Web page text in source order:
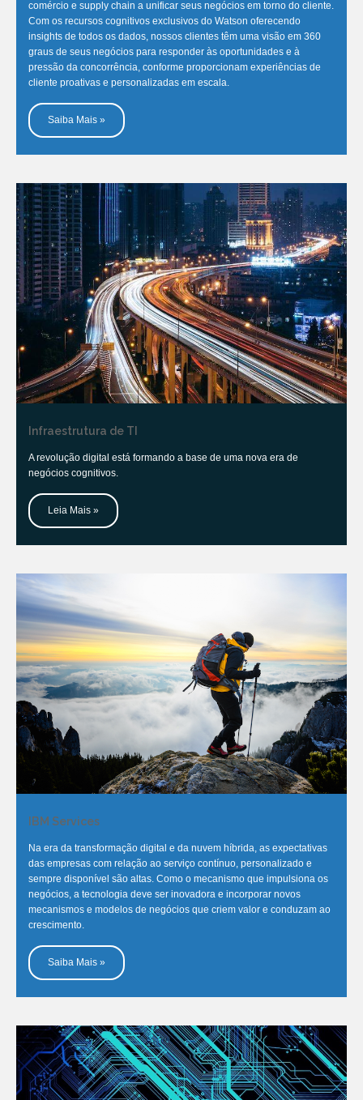
comércio e supply chain a unificar seus negócios em torno do cliente.
Com os recursos cognitivos exclusivos do Watson oferecendo
insights de todos os dados, nossos clientes têm uma visão em 360
graus de seus negócios para responder às oportunidades e à
pressão da concorrência, conforme proporcionam experiências de
cliente proativas e personalizadas em escala.
Saiba Mais »
Infraestrutura de TI
A revolução digital está formando a base de uma nova era de
negócios cognitivos.
Leia Mais »
IBM Services
Na era da transformação digital e da nuvem híbrida, as expectativas
das empresas com relação ao serviço contínuo, personalizado e
sempre disponível são altas. Como o mecanismo que impulsiona os
negócios, a tecnologia deve ser inovadora e incorporar novos
mecanismos e modelos de negócios que criem valor e conduzam ao
crescimento.
Saiba Mais »